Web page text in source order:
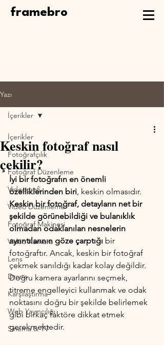
framebro
Yazı
İçerikler
Fotoğrafçılık
Fotoğraf Düzenleme
Videografi
Video Düzenleme
Fotoğraf Makinesi
Video Kamera
Lens
Drone
Karşılaştırma
Web Yayıncılığı
Sinema & TV
İçerikler
Keskin fotoğraf nasıl
çekilir?
İyi bir fotoğrafın en önemli
özelliklerinden biri, keskin olmasıdır.
Keskin bir fotoğraf, detayların net bir
şekilde görünebildiği ve bulanıklık
olmadan odaklanılan nesnelerin
ayrıntılarının göze çarptığı bir
fotoğraftır. Ancak, keskin bir fotoğraf
çekmek sanıldığı kadar kolay değildir.
Doğru kamera ayarlarını seçmek,
titreme engelleyici kullanmak ve odak
noktasını doğru bir şekilde belirlemek
gibi birkaç faktöre dikkat etmek
gerekmektedir.